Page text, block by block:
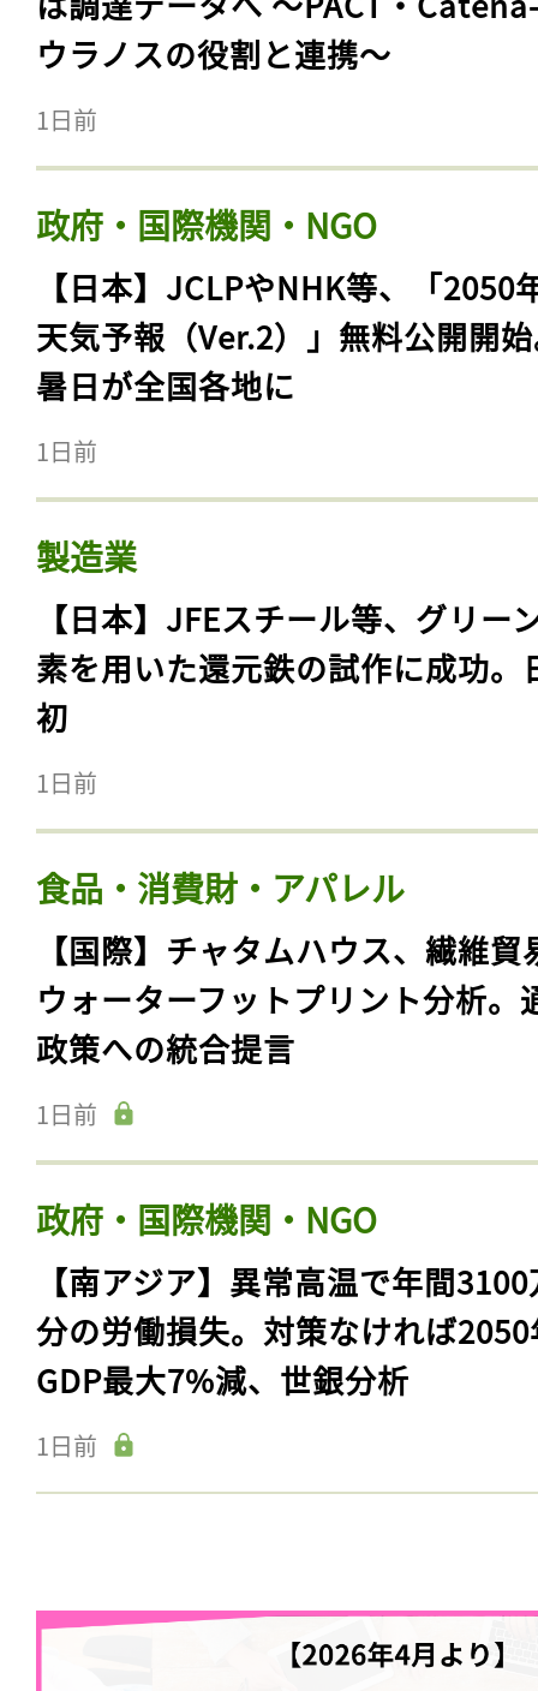
ウラノスの役割と連携〜
1日前
政府・国際機関・NGO
【日本】JCLPやNHK等、「2050
天気予報（Ver.2）」無料公開開
暑日が全国各地に
1日前
製造業
【日本】JFEスチール等、グリー
素を用いた還元鉄の試作に成功。
初
1日前
食品・消費財・アパレル
【国際】チャタムハウス、繊維貿
ウォーターフットプリント分析。
政策への統合提言
1日前
政府・国際機関・NGO
【南アジア】異常高温で年間
分の労働損失。対策なければ
GDP最大7%減、世銀分析
1日前
ログインが必
ログイン